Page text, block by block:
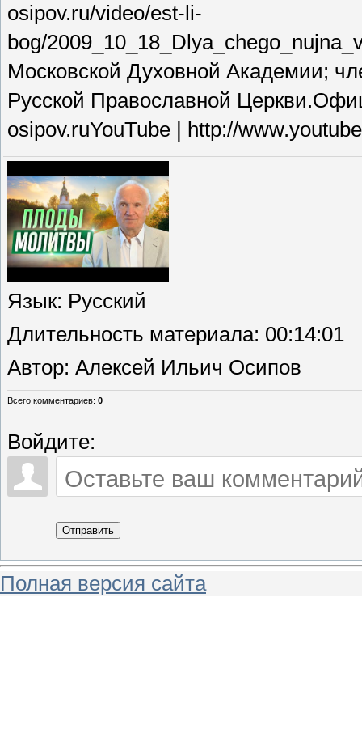
osipov.ru/video/est-li-
bog/
Московской Духовной Академии;
Русской Православной
osipov.ruYouTube | http://
Язык: Русский
Длительность материала: 00:14:01
Автор: Алексей Ильич Осипов
Всего комментариев: 0
Войдите:
Отправить
Полная версия сайта